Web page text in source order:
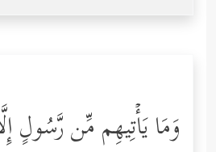
وَمَا یَأۡتِیهِم مِّن رَّسُولٍ